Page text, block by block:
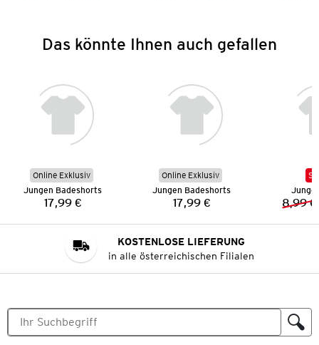
Das könnte Ihnen auch gefallen
Online Exklusiv
Jungen Badeshorts
Preis:
17,99 €
Online Exklusiv
Jungen Badeshorts
Preis:
17,99 € 8,99 €
KOSTENLOSE LIEFERUNG
in alle österreichischen Filialen